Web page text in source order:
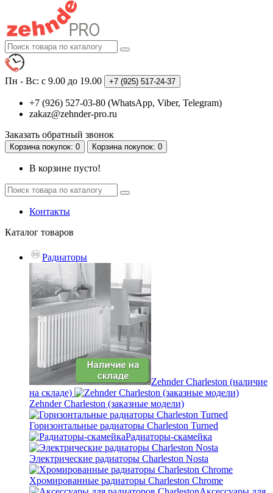
Пн - Вс: с 9.00 до 19.00 +7 (925) 517-24-37
+7 (926) 527-03-80 (WhatsApp, Viber, Telegram)
zakaz@zehnder-pro.ru
Заказать обратный звонок
Корзинапокупок: 0 Корзинапокупок: 0
В корзине пусто!
Контакты
Каталог товаров
Радиаторы
Zehnder Charleston (наличие
на складе)
Zehnder Charleston (заказные модели)
Горизонтальные радиаторы Charleston Turned
Радиаторы-скамейка
Электрические радиаторы Charleston Nosta
Хромированные радиаторы Charleston Chrome